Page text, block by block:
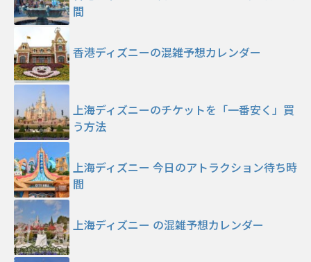
間
香港ディズニーの混雑予想カレンダー
上海ディズニーのチケットを「一番安く」買
う方法
上海ディズニー 今日のアトラクション待ち時
間
上海ディズニー の混雑予想カレンダー